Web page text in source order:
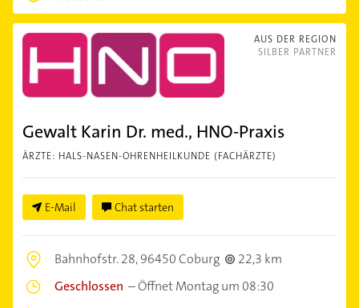
AUS DER REGION
SILBER PARTNER
Gewalt Karin Dr. med., HNO-Praxis
ÄRZTE: HALS-NASEN-OHRENHEILKUNDE (FACHÄRZTE)
E-Mail Chat starten
Bahnhofstr. 28,96450 Coburg
22,3 km
Geschlossen –Öffnet Montag um 08:30